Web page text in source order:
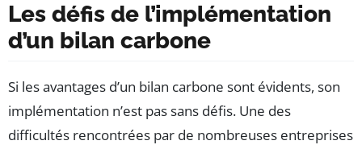
Les défis de l’implémentation
d’un bilan carbone
Si les avantages d’un bilan carbone sont évidents, son
implémentation n’est pas sans défis. Une des
difficultés rencontrées par de nombreuses entreprises